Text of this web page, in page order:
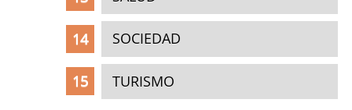
SOCIEDAD
TURISMO